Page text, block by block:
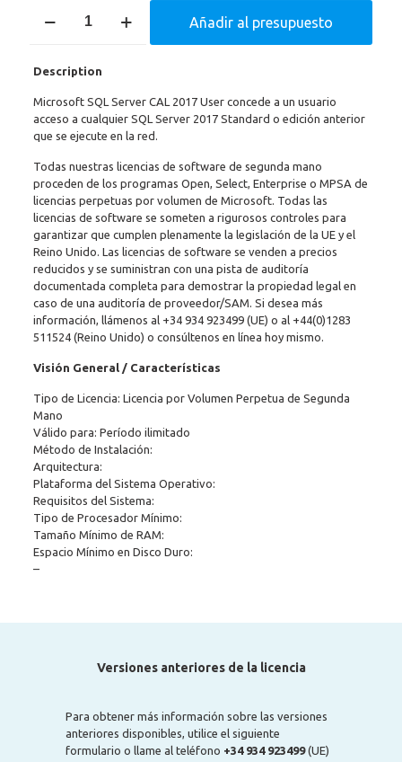
Server
cantidad
Añadir al presupuesto
Description
Microsoft SQL Server CAL 2017 User concede a un usuario
acceso a cualquier SQL Server 2017 Standard o edición anterior
que se ejecute en la red.
Todas nuestras licencias de software de segunda mano
proceden de los programas Open, Select, Enterprise o MPSA de
licencias perpetuas por volumen de Microsoft. Todas las
licencias de software se someten a rigurosos controles para
garantizar que cumplen plenamente la legislación de la UE y el
Reino Unido. Las licencias de software se venden a precios
reducidos y se suministran con una pista de auditoría
documentada completa para demostrar la propiedad legal en
caso de una auditoría de proveedor/SAM. Si desea más
información, llámenos al +34 934 923499(UE) o al +44(0)1283
511524(Reino Unido) o consúltenos en línea hoy mismo.
Visión General / Características
Tipo de Licencia: Licencia por Volumen Perpetua de Segunda
Mano
Válido para: Período ilimitado
Método de Instalación:
Arquitectura:
Plataforma del Sistema Operativo:
Requisitos del Sistema:
Tipo de Procesador Mínimo:
Tamaño Mínimo de RAM:
Espacio Mínimo en Disco Duro:
–
Versiones anteriores de la licencia
Para obtener más información sobre las versiones
anteriores disponibles, utilice el siguiente
formulario o llame al teléfono +34 934 923499(UE)